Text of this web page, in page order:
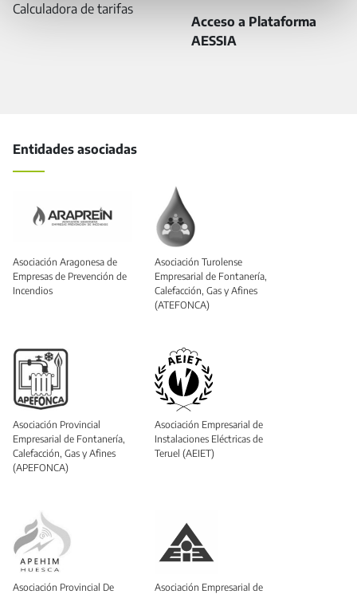
Calculadora de tarifas
Acceso a Plataforma
AESSIA
Entidades asociadas
Asociación Aragonesa de
Empresas de Prevención de
Incendios
Asociación Turolense
Empresarial de Fontanería,
Calefacción, Gas y Afines
(ATEFONCA)
Asociación Provincial
Empresarial de Fontanería,
Calefacción, Gas y Afines
(APEFONCA)
Asociación Empresarial de
Instalaciones Eléctricas de
Teruel (AEIET)
Asociación Provincial De
Asociación Empresarial de